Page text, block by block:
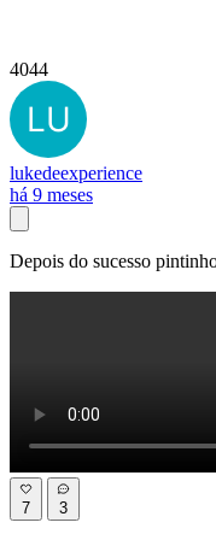
4044
lukedeexperience
há 9 meses
Depois do sucesso
7 3